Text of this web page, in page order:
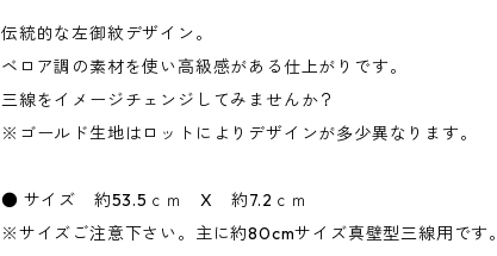
伝統的な左御紋デザイン。
ベロア調の素材を使い高級感がある仕上がりです。
三線をイメージチェンジしてみませんか？
※ゴールド生地はロットによりデザインが多少異なります。
● サイズ 約53.5ｃｍ X 約7.2ｃｍ
※サイズご注意下さい。主に約80cmサイズ真壁型三線用です。